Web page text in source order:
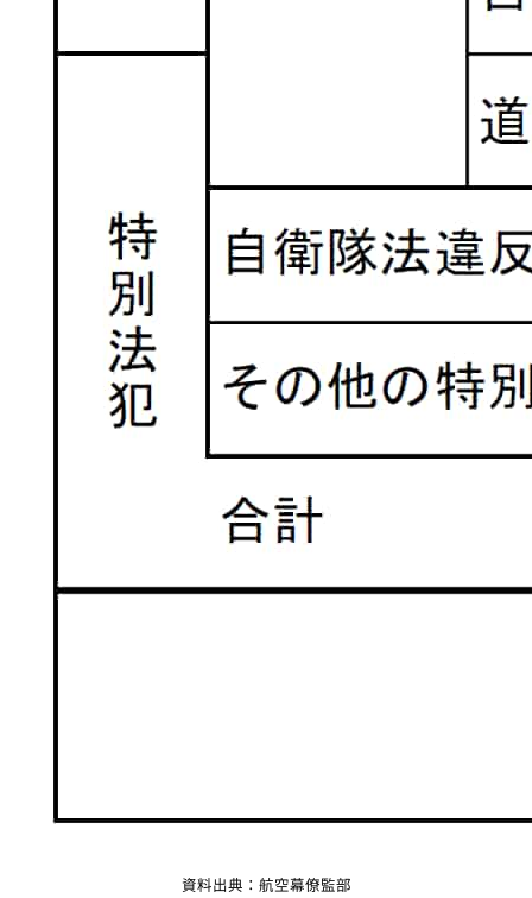
資料出典：航空幕僚監部